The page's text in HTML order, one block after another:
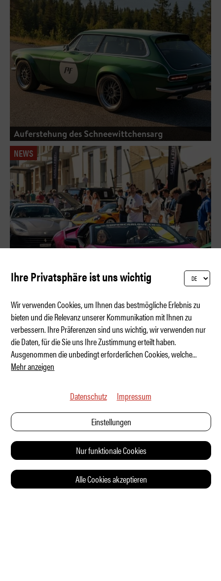
Auferstehung des Schneewittchensarg
NEWS
MYLE 2026 – Carbon, Beats & TikTok
Ihre Privatsphäre ist uns wichtig
Wir verwenden Cookies, um Ihnen das bestmögliche Erlebnis zu
bieten und die Relevanz unserer Kommunikation mit Ihnen zu
verbessern. Ihre Präferenzen sind uns wichtig, wir verwenden nur
die Daten, für die Sie uns Ihre Zustimmung erteilt haben.
Ausgenommen die unbedingt erforderlichen Cookies, welche...
Mehr anzeigen
Datenschutz Impressum
Einstellungen
Nur funktionale Cookies
Alle Cookies akzeptieren